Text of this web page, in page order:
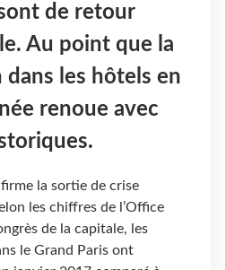
de retour
Au point que la
les hôtels en
renoue avec
la sortie de crise
les chiffres de l’Office
de la capitale, les
le Grand Paris ont